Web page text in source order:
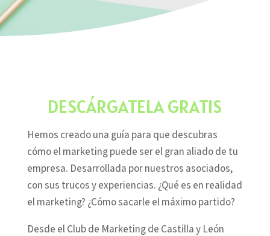
DESCÁRGATELA GRATIS
Hemos creado una guía para que descubras
cómo el marketing puede ser el gran aliado de tu
empresa. Desarrollada por nuestros asociados,
con sus trucos y experiencias. ¿Qué es en realidad
el marketing? ¿Cómo sacarle el máximo partido?
Desde el Club de Marketing de Castilla y León